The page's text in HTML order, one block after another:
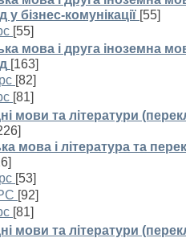
у бізнес-комунікації [55]
[55]
мова і друга іноземна
[163]
[82]
[81]
мови та літератури
мова і література та
[53]
[92]
[81]
мови та літератури